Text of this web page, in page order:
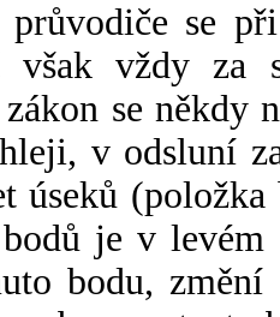
se
však vždy za
zákon se někdy
v odsluní
úseků
je v
bodu,